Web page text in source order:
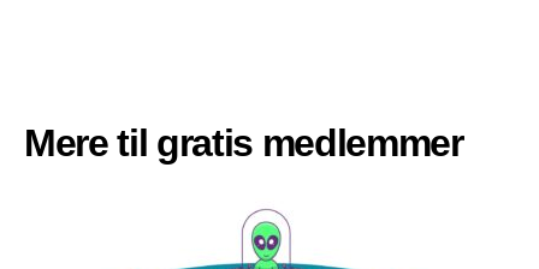
Mere til gratis medlemmer